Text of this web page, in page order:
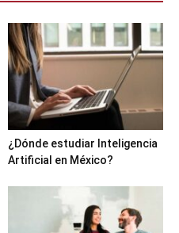
¿Dónde estudiar Inteligencia
Artificial en México?